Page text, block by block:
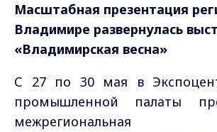
Масштабная презентация
Владимире развернулась
«Владимирская весна»
С 27 по 30 мая в
промышленной палаты
межрегиональная